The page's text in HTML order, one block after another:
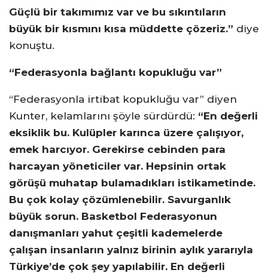
Güçlü bir takımımız var ve bu sıkıntıların
büyük bir kısmını kısa müddette çözeriz.” diye
konuştu.
“Federasyonla bağlantı kopukluğu var”
“Federasyonla irtibat kopukluğu var” diyen
Kunter, kelamlarını şöyle sürdürdü: “En değerli
eksiklik bu. Kulüpler karınca üzere çalışıyor,
emek harcıyor. Gerekirse cebinden para
harcayan yöneticiler var. Hepsinin ortak
görüşü muhatap bulamadıkları istikametinde.
Bu çok kolay çözümlenebilir. Savurganlık
büyük sorun. Basketbol Federasyonun
danışmanları yahut çeşitli kademelerde
çalışan insanların yalnız birinin aylık yararıyla
Türkiye’de çok şey yapılabilir. En değerli